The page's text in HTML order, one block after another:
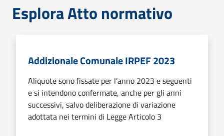
Esplora Atto normativo
Addizionale Comunale IRPEF 2023
Aliquote sono fissate per l’anno 2023 e seguenti
e si intendono confermate, anche per gli anni
successivi, salvo deliberazione di variazione
adottata nei termini di Legge Articolo 3